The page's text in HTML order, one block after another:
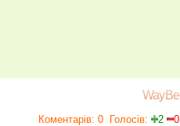
WayBe
Коментарів: 0 Голосів: 2 0